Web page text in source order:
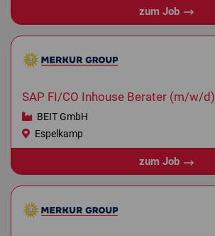
zum Job
SAP FI/CO Inhouse Berater (m/w/d)
BEIT GmbH
Espelkamp
zum Job